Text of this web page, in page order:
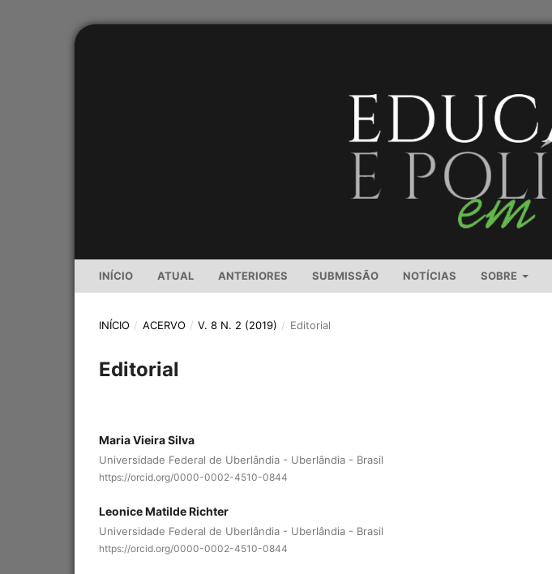
INÍCIO ATUAL ANTERIORES SUBMISSÃO NOTÍCIAS SOBRE
INÍCIO / ACERVO / V. 8 N. 2 (2019) / Editorial
Editorial
Maria Vieira Silva
Universidade Federal de Uberlândia - Uberlândia - Brasil
https://orcid.org/0000-0002-4510-0844
Leonice Matilde Richter
Universidade Federal de Uberlândia - Uberlândia - Brasil
https://orcid.org/0000-0002-4510-0844